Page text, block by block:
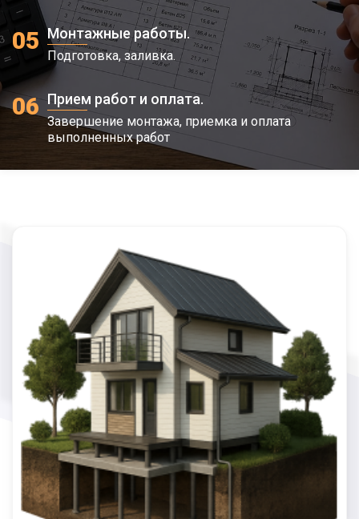
05 Монтажные работы.
Подготовка, заливка.
06 Прием работ и оплата.
Завершение монтажа, приемка и оплата
выполненных работ